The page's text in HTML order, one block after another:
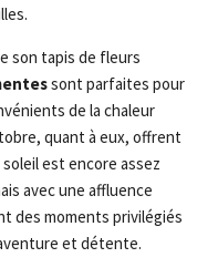
son tapis de fleurs
sont parfaites pour
de la chaleur
quant à eux, offrent
est encore assez
avec une affluence
des moments privilégiés
et détente.